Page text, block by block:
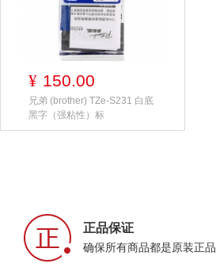
¥ 150.00
兄弟 (brother) TZe-S231 白底
黑字（强粘性）标
正品保证
确保所有商品都是原装正品